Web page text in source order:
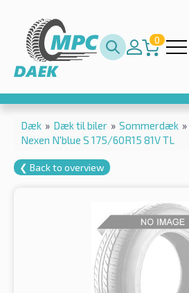
0
Dæk » Dæk til biler » Sommerdæk »
Nexen N'blue S 175/60R15 81V TL
❮ Back to overview